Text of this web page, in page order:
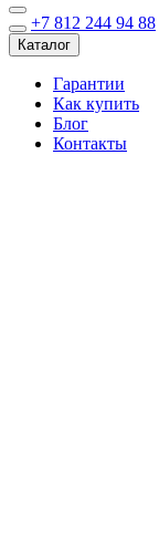
+7 812 244 94 88
Каталог
Гарантии
Как купить
Блог
Контакты